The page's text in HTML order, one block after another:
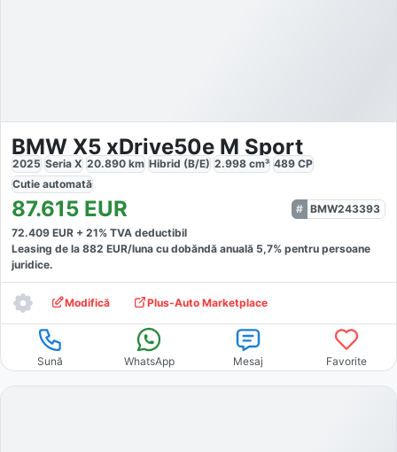
BMW X5 xDrive50e M Sport
2025 Seria X 20.890 km Hibrid (B/E) 2.998 cm³ 489 CP
Cutie automată
87.615 EUR
BMW243393
72.409 EUR + 21% TVA deductibil
Leasing de la 882 EUR/luna cu dobăndă anuală 5,7% pentru persoane
juridice.
Modifică Plus-Auto Marketplace
Sună WhatsApp Mesaj Favorite